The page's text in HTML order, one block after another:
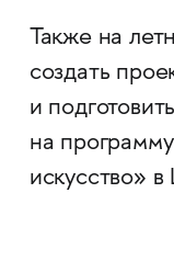
Также на
создать
и
на
искусство»